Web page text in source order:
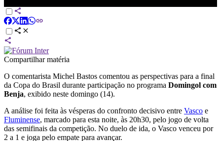
Compartilhar matéria
O comentarista Michel Bastos comentou as perspectivas para a final
da Copa do Brasil durante participação no programa Domingol com
Benja, exibido neste domingo (14).
A análise foi feita às vésperas do confronto decisivo entre Vasco e
Fluminense, marcado para esta noite, às 20h30, pelo jogo de volta
das semifinais da competição. No duelo de ida, o Vasco venceu por
2 a 1 e joga pelo empate para avançar.